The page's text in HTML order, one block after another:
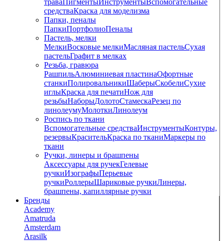
средстваКраска для моделизма
Папки, пеналы
ПапкиПортфолиоПеналы
Пастель, мелки
МелкиВосковые мелкиМасляная пастельСухая
пастельГрафит в мелках
Резьба, гравюра
РашпильАлюминиевая пластинаОфортные
станкиПолировальникиШаберыСкобелиСухие
иглыКраска для печатиНож для
резьбыНаборыДолотоСтамескаРезец по
линолеумуМолоткиЛинолеум
Роспись по ткани
Вспомогательные средстваИнструментыКонтуры,
резервыКрасительКраска по тканиМаркеры по
ткани
Ручки, линеры и брашпены
Аксессуары для ручекГелевые
ручкиИзографыПерьевые
ручкиРоллерыШариковые ручкиЛинеры,
брашпены, капиллярные ручки
Бренды
Academy
Amatruda
Amsterdam
Arasilk